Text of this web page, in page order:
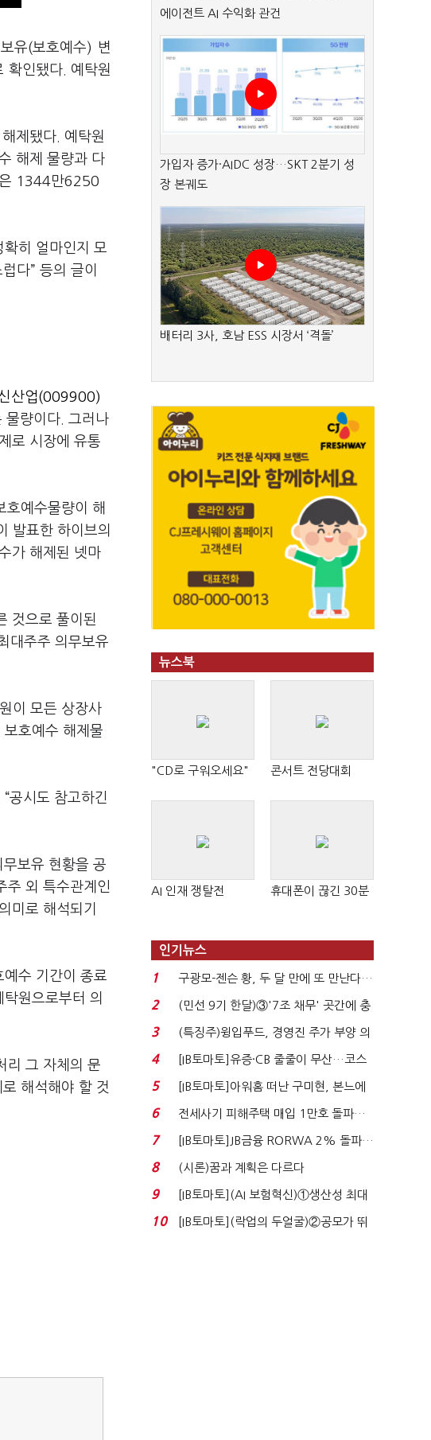
유(보호예수) 변
확인됐다. 예탁원
제됐다. 예탁원
해제 물량과 다
은 1344만6250
확히 얼마인지 모
다” 등의 글이
산업(009900)
량이다. 그러나
로 시장에 유통
예수물량이 해
발표한 하이브의
가 해제된 넷마
것으로 풀이된
대주주 의무보유
이 모든 상장사
보호예수 해제물
공시도 참고하긴
보유 현황을 공
주 외 특수관계인
미로 해석되기
예수 기간이 종료
원으로부터 의
리 그 자체의 문
해석해야 할 것
에이전트 AI 수익화 관건
가입자 증가·AIDC 성장…SKT 2분기 성
장 본궤도
배터리 3사, 호남 ESS 시장서 ‘격돌’
뉴스북
"CD로 구워오세요" 콘서트 전당대회
AI 인재 쟁탈전 휴대폰이 끊긴 30분
인기뉴스
1
구광모-젠슨 황, 두 달 만에 또 만난다…
로봇·AI 등 논...
2
(민선 9기 한달)③'7조 채무' 곳간에 충
격…추미애, 20년...
3
(특징주)윙입푸드, 경영진 주가 부양 의
지에 상한가...
4
[IB토마토]유증·CB 줄줄이 무산…코스
닥 벌점 급증에 ...
5
[IB토마토]아워홈 떠난 구미현, 본느에
340억 베팅…가...
6
전세사기 피해주택 매입 1만호 돌파…
누적 피해자 4만2...
7
[IB토마토]JB금융 RORWA 2% 돌파…
실적 견인은 은행 ...
8 (시론)꿈과 계획은 다르다
9
[IB토마토](AI 보험혁신)①생산성 최대
80% 개선…현실...
10
[IB토마토](락업의 두얼굴)②공모가 뛰